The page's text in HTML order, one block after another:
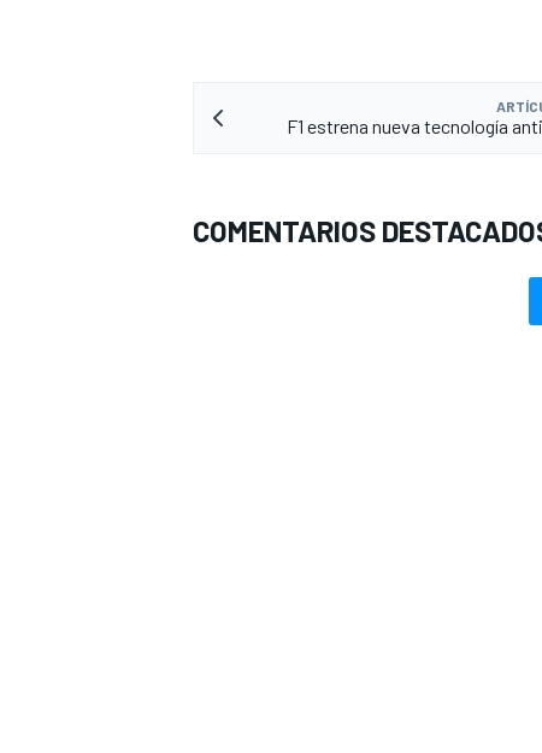
F1 estrena nueva tecnología
COMENTARIOS